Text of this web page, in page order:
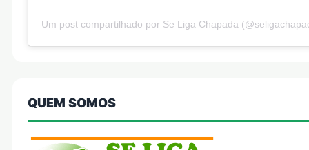
Um post compartilhado por Se Liga Chapada
QUEM SOMOS